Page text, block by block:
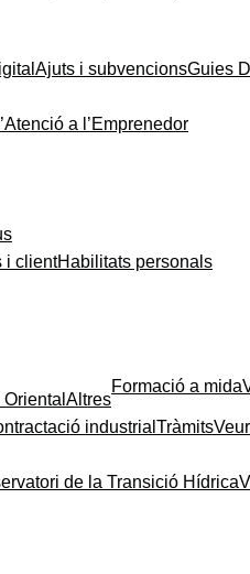
Ajuts i subvencionsGuies
a l’Emprenedor
i clientHabilitats personals
Altres
Formació a mida
industrial Tràmits
de la Transició Hídrica